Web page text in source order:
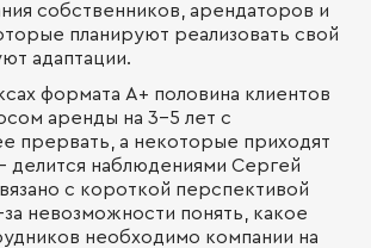
собственников, арендаторов и
планируют реализовать свой
адаптации.
формата А+ половина клиентов
аренды на 3-5 лет с
прервать, а некоторые приходят
делится наблюдениями Сергей
с короткой перспективой
за невозможности понять, какое
необходимо компании на